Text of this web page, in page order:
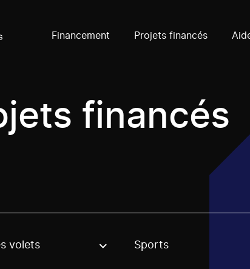
Financement Projets financés
financés
options to filter projects by topic, stream or regon.
volets Sports